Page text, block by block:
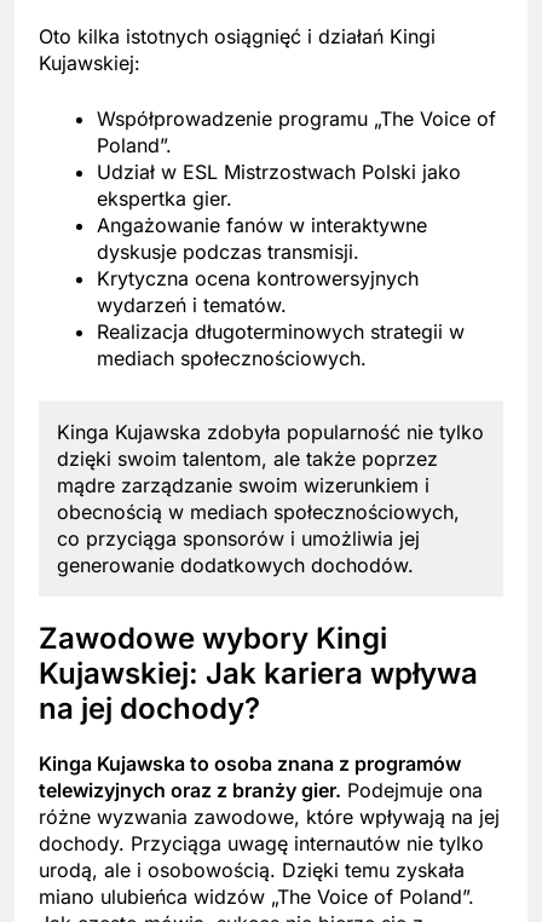
Oto kilka istotnych osiągnięć i działań Kingi
Kujawskiej:
Współprowadzenie programu „The Voice of
Poland”.
Udział w ESL Mistrzostwach Polski jako
ekspertka gier.
Angażowanie fanów w interaktywne
dyskusje podczas transmisji.
Krytyczna ocena kontrowersyjnych
wydarzeń i tematów.
Realizacja długoterminowych strategii w
mediach społecznościowych.
Kinga Kujawska zdobyła popularność nie tylko
dzięki swoim talentom, ale także poprzez
mądre zarządzanie swoim wizerunkiem i
obecnością w mediach społecznościowych,
co przyciąga sponsorów i umożliwia jej
generowanie dodatkowych dochodów.
Zawodowe wybory Kingi
Kujawskiej: Jak kariera wpływa
na jej dochody?
Kinga Kujawska to osoba znana z programów
telewizyjnych oraz z branży gier. Podejmuje ona
różne wyzwania zawodowe, które wpływają na jej
dochody. Przyciąga uwagę internautów nie tylko
urodą, ale i osobowością. Dzięki temu zyskała
miano ulubieńca widzów „The Voice of Poland”.